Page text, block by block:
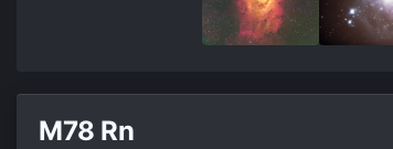
M78 Rn